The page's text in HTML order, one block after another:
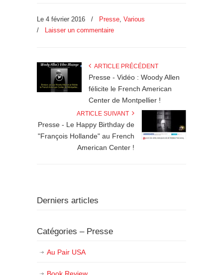
Le 4 février 2016 / Presse Various
/ Laisser un commentaire
ARTICLE PRÉCÉDENT
Presse - Vidéo : Woody Allen
félicite le French American
Center de Montpellier !
ARTICLE SUIVANT
Presse - Le Happy Birthday de
"François Hollande" au French
American Center !
Derniers articles
Catégories – Presse
Au Pair USA
Book Review